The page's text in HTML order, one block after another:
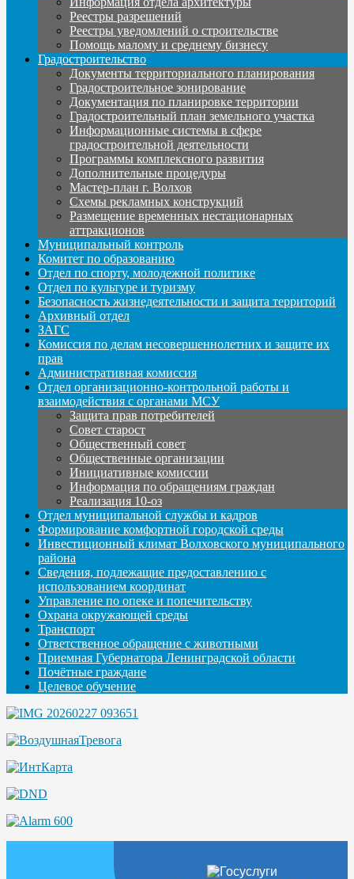
Реестры разрешений
Реестры уведомлений о строительстве
Помощь малому и среднему бизнесу
Градостроительство
Документы территориального планирования
Градостроительное зонирование
Документация по планировке территории
Градостроительный план земельного участка
Информационные системы в сфере
градостроительной деятельности
Программы комплексного развития
Дополнительные процедуры
Мастер-план г. Волхов
Схемы рекламных конструкций
Размещение временных нестационарных
аттракционов
Муниципальный контроль
Комитет по образованию
Отдел по спорту, молодежной политике
Отдел по культуре и туризму
Безопасность жизнедеятельности и защита территорий
Архивный отдел
ЗАГС
Комиссия по делам несовершеннолетних и защите их
прав
Административная комиссия
Отдел организационно-контрольной работы и
взаимодействия с органами МСУ
Защита прав потребителей
Совет старост
Общественный совет
Общественные организации
Инициативные комиссии
Информация по обращениям граждан
Реализация 10-оз
Отдел муниципальной службы и кадров
Формирование комфортной городской среды
Инвестиционный климат Волховского муниципального
района
Сведения, подлежащие предоставлению с
использованием координат
Управление по опеке и попечительству
Охрана окружающей среды
Транспорт
Ответственное обращение с животными
Приемная Губернатора Ленинградской области
Почётные граждане
Целевое обучение